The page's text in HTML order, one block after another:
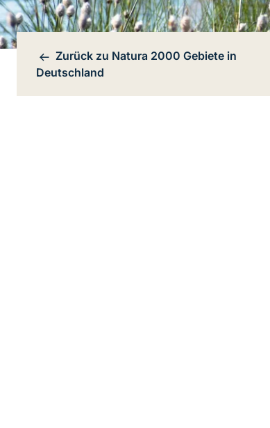
Bereichsnavigation
Zurück zu Natura 2000 Gebiete in
Deutschland